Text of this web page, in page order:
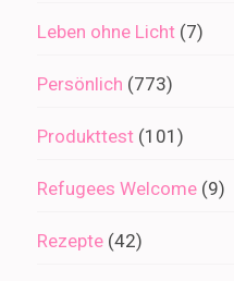
Leben ohne Licht (7)
Persönlich (773)
Produkttest (101)
Refugees Welcome (9)
Rezepte (42)